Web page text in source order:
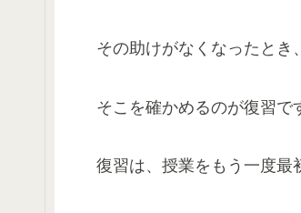
その助けがなくなったとき
そこを確かめるのが復習で
復習は、授業をもう一度最